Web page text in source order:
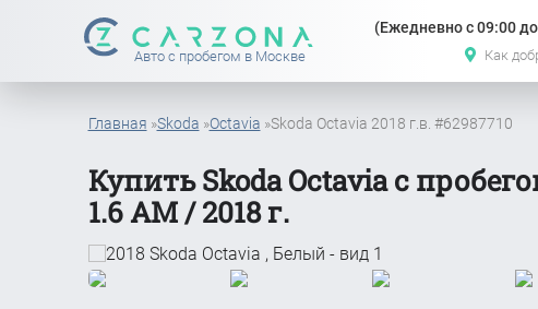
Авто с пробегом в Москве
(Ежедневно с 09:00
Как
Главная »Skoda »Octavia »Skoda Octavia 2018 г.в. #62987710
Купить Skoda Octavia с
1.6 АМ / 2018 г.